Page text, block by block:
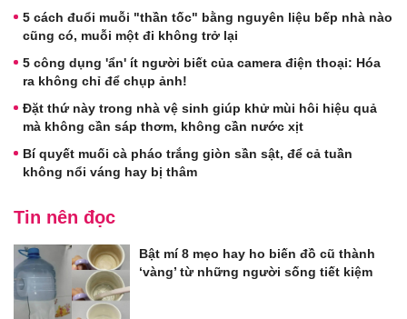
5 cách đuổi muỗi "thần tốc" bằng nguyên liệu bếp nhà nào
cũng có, muỗi một đi không trở lại
5 công dụng 'ẩn' ít người biết của camera điện thoại: Hóa
ra không chỉ để chụp ảnh!
Đặt thứ này trong nhà vệ sinh giúp khử mùi hôi hiệu quả
mà không cần sáp thơm, không cần nước xịt
Bí quyết muối cà pháo trắng giòn sần sật, để cả tuần
không nổi váng hay bị thâm
Tin nên đọc
Bật mí 8 mẹo hay ho biến đồ cũ thành
‘vàng’ từ những người sống tiết kiệm